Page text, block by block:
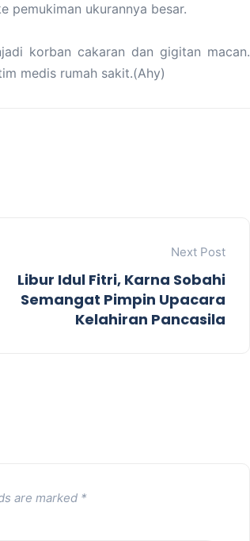
pemukiman ukurannya besar.
korban cakaran dan gigitan macan.
medis rumah sakit.(Ahy)
Next Post
Libur Idul Fitri, Karna Sobahi
Semangat Pimpin Upacara
Kelahiran Pancasila
are marked *